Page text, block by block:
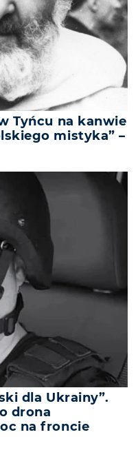
Tyńcu na kanwie
mistyka” –
dla Ukrainy”.
drona
na froncie